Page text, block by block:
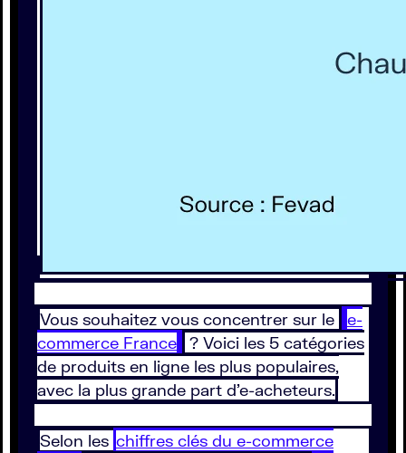
Vous souhaitez vous concentrer sur le
e-
commerce France
? Voici les 5 catégories
de produits en ligne les plus populaires,
avec la plus grande part d’e-acheteurs.
Selon les chiffres clés du e-commerce